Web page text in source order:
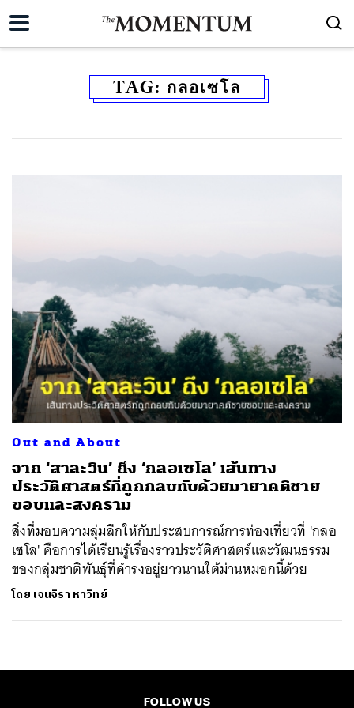
TAG: กลอเซโล
Out and About
จาก ‘สาละวิน’ ถึง ‘กลอเซโล’ เส้นทาง
ประวัติศาสตร์ที่ถูกกลบทับด้วยมายาคติชาย
ขอบและสงคราม
สิ่งที่มอบความลุ่มลึกให้กับประสบการณ์การท่องเที่ยวที่ 'กลอ
เซโล' คือการได้เรียนรู้เรื่องราวประวัติศาสตร์และวัฒนธรรม
ของกลุ่มชาติพันธุ์ที่ดำรงอยู่ยาวนานใต้ม่านหมอกนี้ด้วย
โดย เจนจิรา หาวิทย์
FOLLOW US
ค้นหา
SHARE TWEET LINE EMAIL